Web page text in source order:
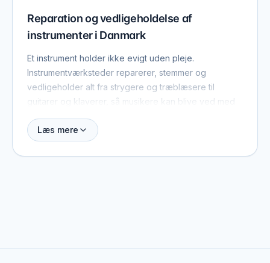
Reparation og vedligeholdelse af
instrumenter i Danmark
Et instrument holder ikke evigt uden pleje.
Instrumentværksteder reparerer, stemmer og
vedligeholder alt fra strygere og træblæsere til
guitarer og klaverer, så musikere kan blive ved med
af "Støt dansk musik" fremhæver vi de danske
instrumentværksteder, hvis håndværk sikrer, at
instrumenter kan holde en musikers liv ud.
Læs mere